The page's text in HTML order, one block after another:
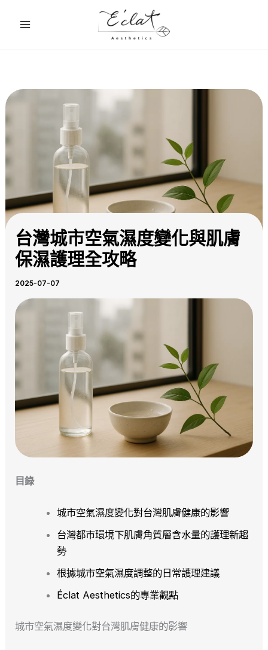
台灣城市空氣濕度變化與肌膚
保濕護理全攻略
2025-07-07
目錄
城市空氣濕度變化對台灣肌膚健康的影響
台灣都市環境下肌膚角質層含水量的護理新趨
勢
根據城市空氣濕度調整的日常護理建議
Éclat Aesthetics的專業觀點
城市空氣濕度變化對台灣肌膚健康的影響